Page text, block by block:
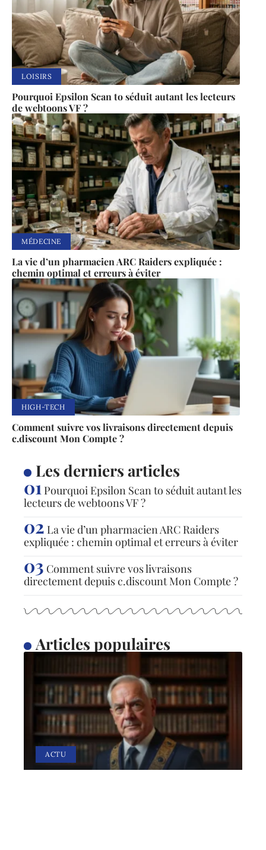
LOISIRS
Pourquoi Epsilon Scan to séduit autant les lecteurs
de webtoons VF ?
MÉDECINE
La vie d’un pharmacien ARC Raiders expliquée :
chemin optimal et erreurs à éviter
HIGH-TECH
Comment suivre vos livraisons directement depuis
c.discount Mon Compte ?
Les derniers articles
Pourquoi Epsilon Scan to séduit autant les
lecteurs de webtoons VF ?
La vie d’un pharmacien ARC Raiders
expliquée : chemin optimal et erreurs à éviter
Comment suivre vos livraisons
directement depuis c.discount Mon Compte ?
Articles populaires
ACTU
Bijoux maçonniques : pour